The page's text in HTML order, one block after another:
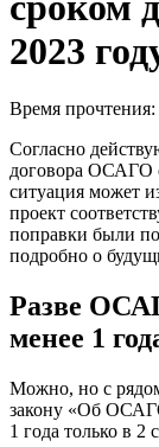
2023
Время
Согласно
договора ОСАГО
ситуация может
проект
поправки были
подробно о
Разве
менее 1
Можно, но с
закону «Об
1 года только в 2